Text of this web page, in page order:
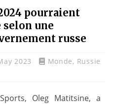
pourraient
selon une
russe
2023 Monde, Russie
Oleg Matitsine, a